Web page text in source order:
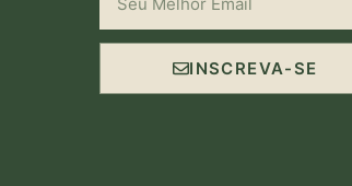
INSCREVA-SE